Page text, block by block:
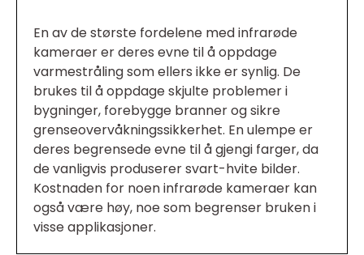
En av de største fordelene med infrarøde
kameraer er deres evne til å oppdage
varmestråling som ellers ikke er synlig. De
brukes til å oppdage skjulte problemer i
bygninger, forebygge branner og sikre
grenseovervåkningssikkerhet. En ulempe er
deres begrensede evne til å gjengi farger, da
de vanligvis produserer svart-hvite bilder.
Kostnaden for noen infrarøde kameraer kan
også være høy, noe som begrenser bruken i
visse applikasjoner.